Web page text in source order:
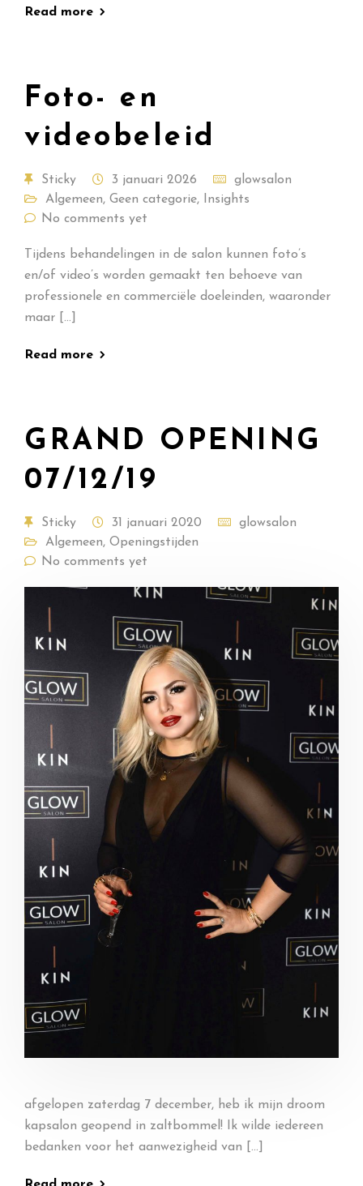
Read more
Foto- en
videobeleid
Sticky 3 januari 2026
glowsalon
Algemeen, Geen categorie,
Insights
No comments yet
Tijdens behandelingen in de salon kunnen foto’s
en/of video’s worden gemaakt ten behoeve van
professionele en commerciële doeleinden, waaronder
maar […]
Read more
GRAND OPENING
07/12/19
Sticky 31 januari 2020
glowsalon
Algemeen, Openingstijden
No comments yet
afgelopen zaterdag 7 december, heb ik mijn droom
kapsalon geopend in zaltbommel! Ik wilde iedereen
bedanken voor het aanwezigheid van […]